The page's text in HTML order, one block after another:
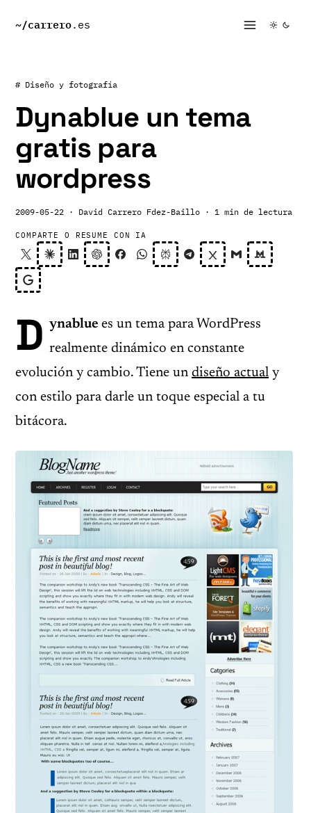
~/carrero.es
# Diseño y fotografía
Dynablue un tema
gratis para
wordpress
2009-05-22 · David Carrero Fdez-Baillo · 1 min de lectura
COMPARTE O RESUME CON IA
D ynablue es un tema para WordPress
realmente dinámico en constante
evolución y cambio. Tiene un diseño actual y
con estilo para darle un toque especial a tu
bitácora.